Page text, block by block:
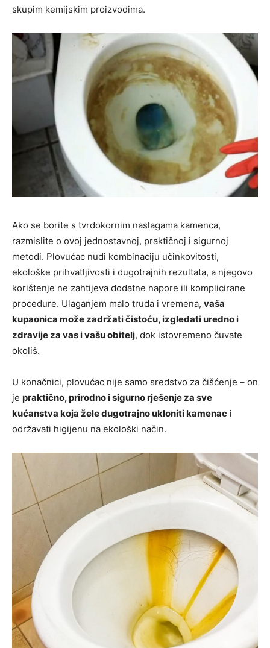
skupim kemijskim proizvodima.
Ako se borite s tvrdokornim naslagama kamenca,
razmislite o ovoj jednostavnoj, praktičnoj i sigurnoj
metodi. Plovućac nudi kombinaciju učinkovitosti,
ekološke prihvatljivosti i dugotrajnih rezultata, a njegovo
korištenje ne zahtijeva dodatne napore ili komplicirane
procedure. Ulaganjem malo truda i vremena, vaša
kupaonica može zadržati čistoću, izgledati uredno i
zdravije za vas i vašu obitelj, dok istovremeno čuvate
okoliš.
U konačnici, plovućac nije samo sredstvo za čišćenje – on
je praktično, prirodno i sigurno rješenje za sve
kućanstva koja žele dugotrajno ukloniti kamenac i
održavati higijenu na ekološki način.